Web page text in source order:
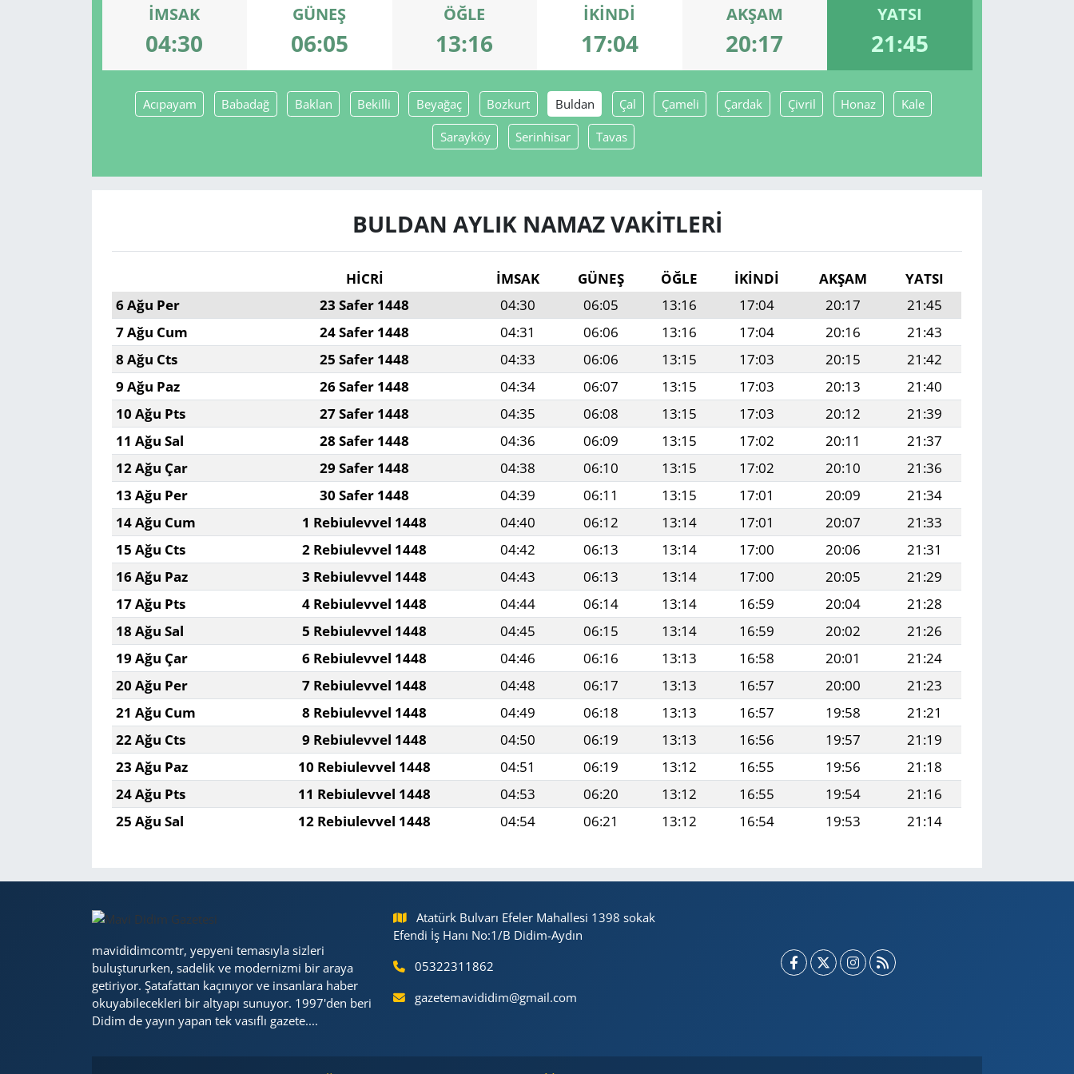
İMSAK
04:30
GÜNEŞ
06:05
ÖĞLE
13:16
İKINDI
17:04
AKŞAM
20:17
YATSI
21:45
Acıpayam Babadağ Baklan Bekilli Beyağaç Bozkurt Buldan Çal Çameli Çardak Çivril Honaz Kale
Sarayköy Serinhisar Tavas
BULDAN AYLIK NAMAZ VAKITLERI
HİCRİ İMSAK GÜNEŞ ÖĞLE İKINDI AKŞAM
YATSI
6 Ağu Per
23 Safer 1448 04:30 06:05 13:16 17:04 20:17
21:45
7 Ağu Cum
24 Safer 1448 04:31 06:06 13:16 17:04 20:16
21:43
8 Ağu Cts
25 Safer 1448 04:33 06:06 13:15 17:03 20:15
21:42
9 Ağu Paz
26 Safer 1448 04:34 06:07 13:15 17:03 20:13
21:40
10 Ağu Pts
27 Safer 1448 04:35 06:08 13:15 17:03 20:12
21:39
11 Ağu Sal
28 Safer 1448 04:36 06:09 13:15 17:02 20:11
21:37
12 Ağu Çar
29 Safer 1448 04:38 06:10 13:15 17:02 20:10
21:36
13 Ağu Per
30 Safer 1448 04:39 06:11 13:15 17:01 20:09
21:34
14 Ağu Cum
1 Rebiulevvel 1448 04:40 06:12 13:14 17:01 20:07
21:33
15 Ağu Cts
2 Rebiulevvel 1448 04:42 06:13 13:14 17:00 20:06
21:31
16 Ağu Paz
3 Rebiulevvel 1448 04:43 06:13 13:14 17:00 20:05
21:29
17 Ağu Pts
4 Rebiulevvel 1448 04:44 06:14 13:14 16:59 20:04
21:28
18 Ağu Sal
5 Rebiulevvel 1448 04:45 06:15 13:14 16:59 20:02
21:26
19 Ağu Çar
6 Rebiulevvel 1448 04:46 06:16 13:13 16:58 20:01
21:24
20 Ağu Per
7 Rebiulevvel 1448 04:48 06:17 13:13 16:57 20:00
21:23
21 Ağu Cum
8 Rebiulevvel 1448 04:49 06:18 13:13 16:57 19:58
21:21
22 Ağu Cts
9 Rebiulevvel 1448 04:50 06:19 13:13 16:56 19:57
21:19
23 Ağu Paz
10 Rebiulevvel 1448 04:51 06:19 13:12 16:55 19:56
21:18
24 Ağu Pts
11 Rebiulevvel 1448 04:53 06:20 13:12 16:55 19:54
21:16
25 Ağu Sal
12 Rebiulevvel 1448 04:54 06:21 13:12 16:54 19:53 21:14
mavididimcomtr, yepyeni temasıyla sizleri
buluştururken, sadelik ve modernizmi bir araya
getiriyor. Şatafattan kaçınıyor ve insanlara haber
okuyabilecekleri bir altyapı sunuyor. 1997'den beri
Didim de yayın yapan tek vasıflı gazete....
Atatürk Bulvarı Efeler Mahallesi 1398 sokak
Efendi İş Hanı No:1/B Didim-Aydın
05322311862
gazetemavididim@gmail.com
HABERDE İNSAN
KÜLTÜR SANAT